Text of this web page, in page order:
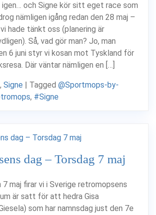
igen… och Signe kör sitt eget race som
nämligen igång redan den 28 maj –
hade tänkt oss (planering är
Så, vad gör man? Jo, man
6 juni styr vi kosan mot Tyskland för
Där väntar nämligen en […]
, Signe Tagged @Sportmops-by-
, #Signe
dag – Torsdag 7 maj
7 maj firar vi i Sverige retromopsens
är satt för att hedra Gisa
som har namnsdag just den 7e